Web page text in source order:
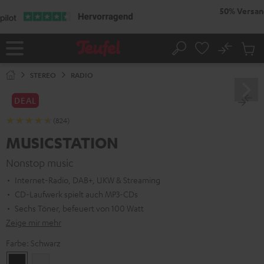
Startseite Suche
No
STEREO RADIO
DEAL
(824)
MUSICSTATION
Nonstop music
Internet-Radio, DAB+, UKW & Streaming
CD-Laufwerk spielt auch MP3-CDs
Sechs Töner, befeuert von 100 Watt
Zeige mir mehr
Farbe: Schwarz